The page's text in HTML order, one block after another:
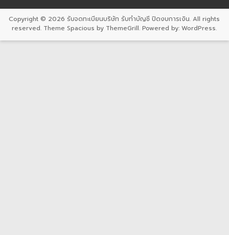
Copyright © 2026 รับจดทะเบียนบริษัท รับทำบัญชี ปิดงบการเงิน. All rights
reserved. ThemeSpacious by ThemeGrill. Powered by:WordPress.